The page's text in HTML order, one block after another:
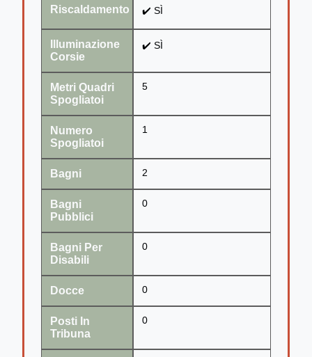
Riscaldamento ✔️ SÌ
Illuminazione
Corsie
✔️ SÌ
Metri Quadri
Spogliatoi
5
Numero
Spogliatoi
1
Bagni 2
Bagni
Pubblici
0
Bagni Per
Disabili
0
Docce 0
Posti In
Tribuna
0